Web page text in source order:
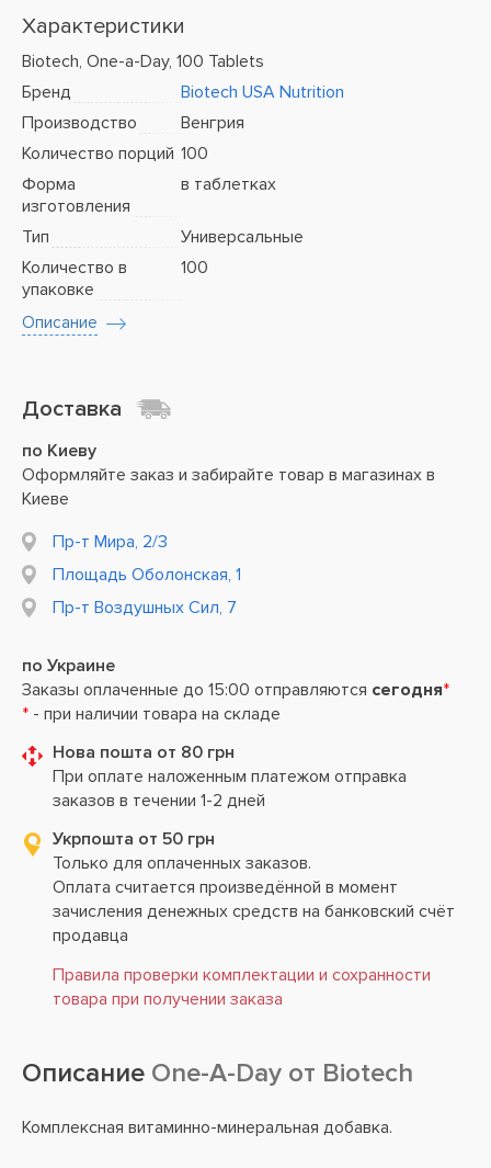
Характеристики
Biotech, One-a-Day, 100 Tablets
Бренд
Biotech USA Nutrition
Производство
Венгрия
Количество порций 100
Форма
изготовления
в таблетках
Тип
Универсальные
Количество в
упаковке
100
Описание
Доставка
по Киеву
Оформляйте заказ и забирайте товар в магазинах в
Киеве
Пр-т Мира, 2/3
Площадь Оболонская, 1
Пр-т Воздушных Сил, 7
по Украине
Заказы оплаченные до 15:00 отправляются сегодня*
* - при наличии товара на складе
Нова пошта от 80 грн
При оплате наложенным платежом отправка
заказов в течении 1-2 дней
Укрпошта от 50 грн
Только для оплаченных заказов.
Оплата считается произведённой в момент
зачисления денежных средств на банковский счёт
продавца
Правила проверки комплектации и сохранности
товара при получении заказа
Описание One-A-Day от Biotech
Комплексная витаминно-минеральная добавка.